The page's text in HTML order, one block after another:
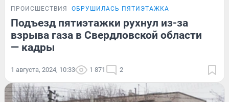
ПРОИСШЕСТВИЯ ОБРУШИЛАСЬ ПЯТИЭТАЖКА
Подъезд пятиэтажки рухнул из-за
взрыва газа в Свердловской области
— кадры
1 августа, 2024, 10:33 1 871 2